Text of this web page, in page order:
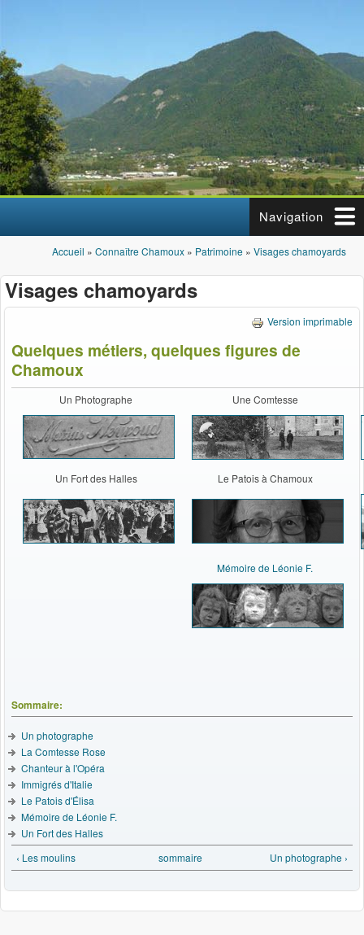
Navigation
Vous êtes ici
Accueil » Connaître Chamoux » Patrimoine » Visages chamoyards
Visages chamoyards
Version imprimable
Quelques métiers, quelques figures de
Chamoux
Un Photographe Une Comtesse
Un Fort des Halles Le Patois à Chamoux
Mémoire de Léonie F.
Sommaire:
Un photographe
La Comtesse Rose
Chanteur à l'Opéra
Immigrés d'Italie
Le Patois d'Élisa
Mémoire de Léonie F.
Un Fort des Halles
‹ Les moulins
sommaire Un photographe ›